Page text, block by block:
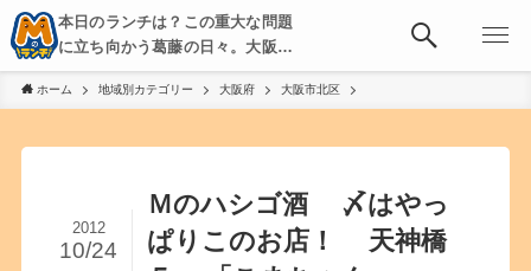
本日のランチは？この重大な問題
に立ち向かう葛藤の日々。大阪・
京都・神戸を中心とした食べ歩
き、飲み歩きを綴る。
ホーム 地域別カテゴリー 大阪府 大阪市北区
Ｍのハシゴ酒 〆はやっ
ぱりこのお店！ 天神橋
2012
10/24